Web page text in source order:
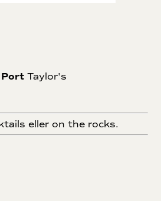
Port Taylor's
eller on the rocks.